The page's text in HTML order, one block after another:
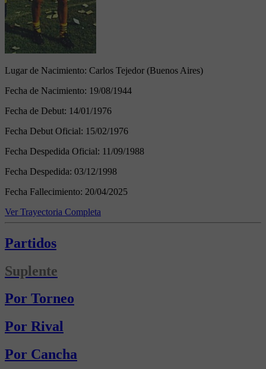
Lugar de Nacimiento: Carlos Tejedor (Buenos Aires)
Fecha de Nacimiento: 19/08/1944
Fecha de Debut: 14/01/1976
Fecha Debut Oficial: 15/02/1976
Fecha Despedida Oficial: 11/09/1988
Fecha Despedida: 03/12/1998
Fecha Fallecimiento: 20/04/2025
Ver Trayectoria Completa
Partidos
Suplente
Por Torneo
Por Rival
Por Cancha